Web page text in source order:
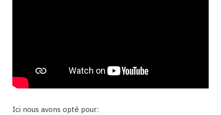
Ici nous avons opté pour: